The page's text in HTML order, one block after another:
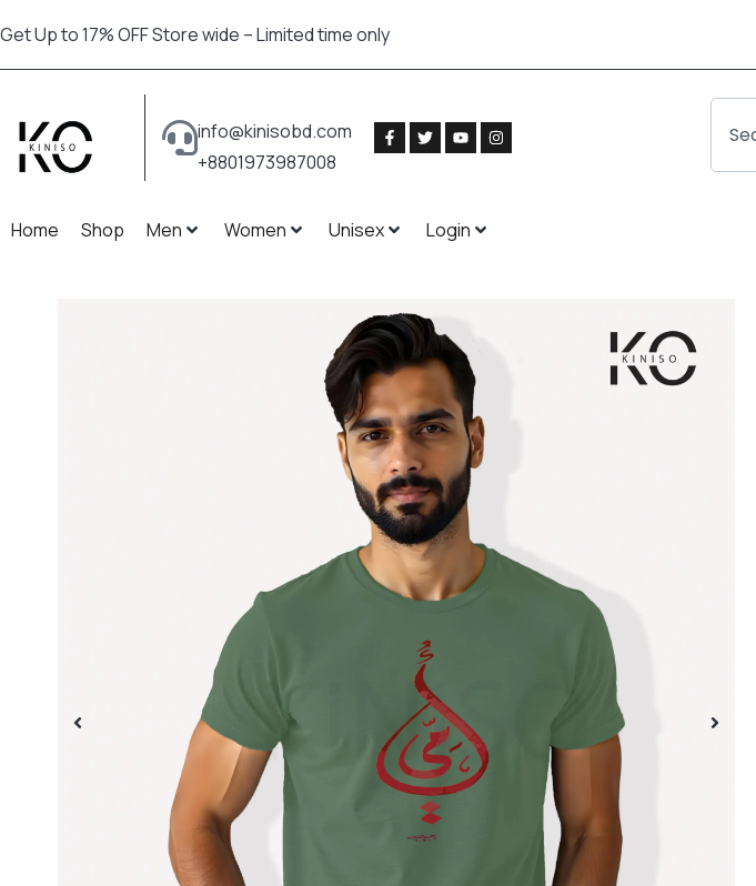
Get Up to 17% OFF Store wide – Limited time only
info@kinisobd.com
+8801973987008
Home Shop Men Women Unisex Login